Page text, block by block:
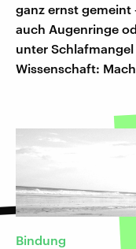
ganz ernst gemeint
auch Augenringe
unter
Wissenschaft:
Bindung